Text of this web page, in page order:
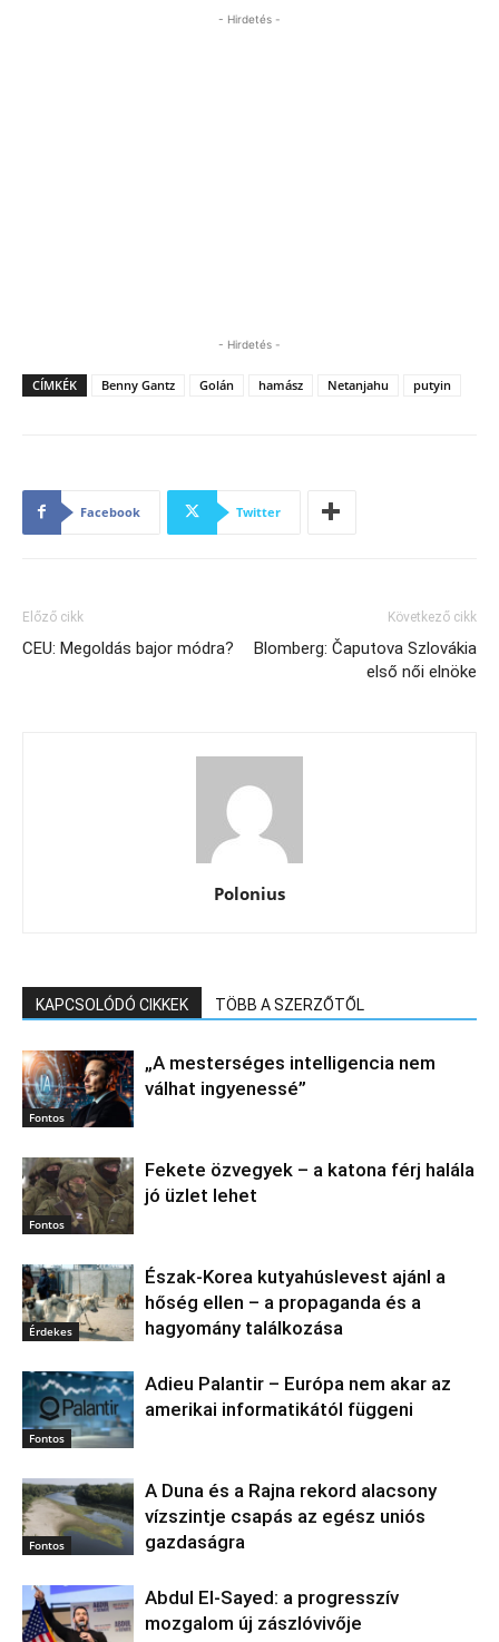
- Hirdetés -
- Hirdetés -
CÍMKÉK Benny Gantz Golán hamász Netanjahu putyin
Facebook Twitter
Előző cikk
CEU: Megoldás bajor módra?
Következő cikk
Blomberg: Čaputova Szlovákia
első női elnöke
Polonius
KAPCSOLÓDÓ CIKKEK TÖBB A SZERZŐTŐL
Fontos
„A mesterséges intelligencia nem
válhat ingyenessé”
Fontos
Fekete özvegyek – a katona férj halála
jó üzlet lehet
Érdekes
Észak‑Korea kutyahúslevest ajánl a
hőség ellen – a propaganda és a
hagyomány találkozása
Fontos
Adieu Palantir – Európa nem akar az
amerikai informatikától függeni
Fontos
A Duna és a Rajna rekord alacsony
vízszintje csapás az egész uniós
gazdaságra
Abdul El‑Sayed: a progresszív
mozgalom új zászlóvivője